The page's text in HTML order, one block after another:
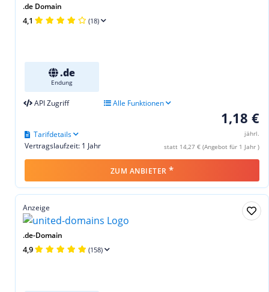
.de Domain
4,1 (18)
.de
Endung
API Zugriff Alle Funktionen
1,18 €
jährl.
statt 14,27 € (Angebot für 1 Jahr )
Vertragslaufzeit: 1 Jahr
Tarifdetails
ZUM ANBIETER *
Anzeige
.de-Domain
4,9 (158)